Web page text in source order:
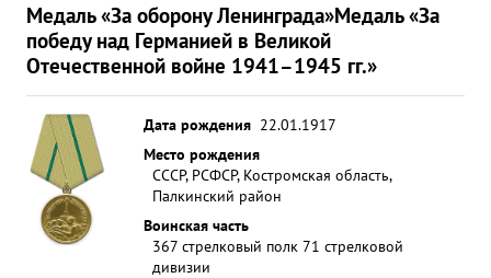
Медаль «За оборону Ленинграда»Медаль «За
победу над Германией в Великой
Отечественной войне 1941–1945 гг.»
Дата рождения 22.01.1917
Место рождения
СССР, РСФСР, Костромская область,
Палкинский район
Воинская часть
367 стрелковый полк 71 стрелковой
дивизии